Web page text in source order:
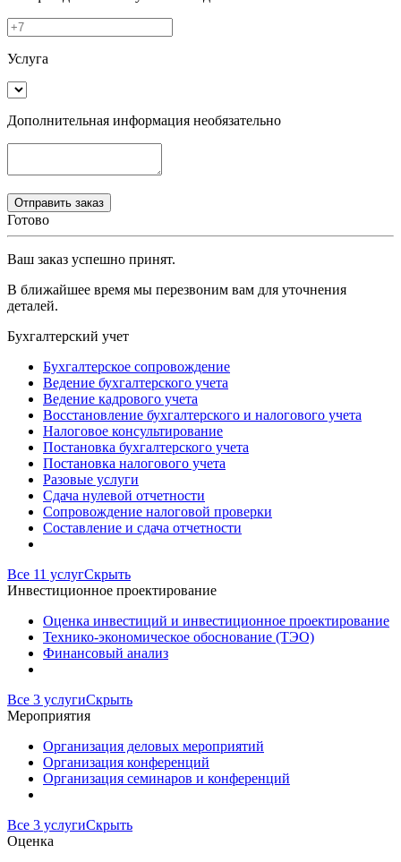
Услуга
Дополнительная информация необязательно
Готово
Ваш заказ успешно принят.
В ближайшее время мы перезвоним вам для уточнения
деталей.
Бухгалтерский учет
Бухгалтерское сопровождение
Ведение бухгалтерского учета
Ведение кадрового учета
Восстановление бухгалтерского и налогового учета
Налоговое консультирование
Постановка бухгалтерского учета
Постановка налогового учета
Разовые услуги
Сдача нулевой отчетности
Сопровождение налоговой проверки
Составление и сдача отчетности
Все 11 услугСкрыть
Инвестиционное проектирование
Оценка инвестиций и инвестиционное проектирование
Технико-экономическое обоснование (ТЭО)
Финансовый анализ
Все 3 услугиСкрыть
Мероприятия
Организация деловых мероприятий
Организация конференций
Организация семинаров и конференций
Все 3 услугиСкрыть
Оценка